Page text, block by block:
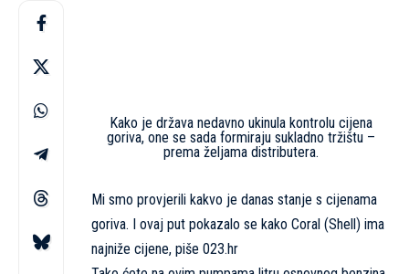
Kako je država nedavno ukinula kontrolu cijena
goriva, one se sada formiraju sukladno tržištu –
prema željama distributera.
Mi smo provjerili kakvo je danas stanje s cijenama
goriva. I ovaj put pokazalo se kako Coral (Shell) ima
najniže cijene, piše 023.hr